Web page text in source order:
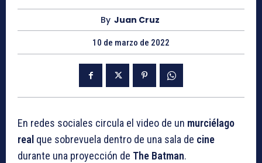
By Juan Cruz
10 de marzo de 2022
En redes sociales circula el video de un murciélago
real que sobrevuela dentro de una sala de cine
durante una proyección de The Batman.